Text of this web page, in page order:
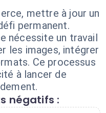
mettre à jour un
permanent.
nécessite un travail
les images, intégrer
Ce processus
à lancer de
négatifs :